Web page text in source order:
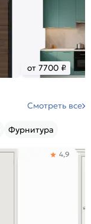
от 7700 ₽
Смотреть все
Фурнитура
4,9